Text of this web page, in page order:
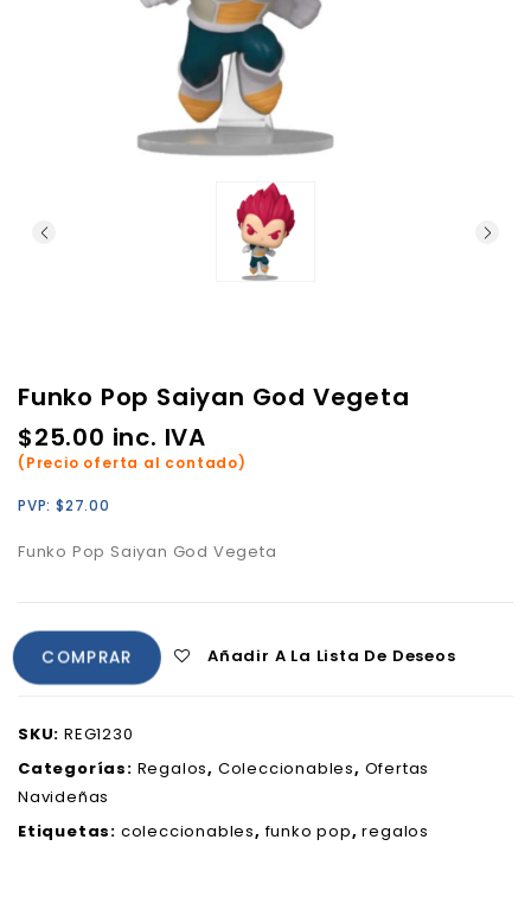
Funko Pop Saiyan God Vegeta
$25.00 inc. IVA
(Precio oferta al contado)
PVP: $27.00
Funko Pop Saiyan God Vegeta
COMPRAR Añadir A La Lista De Deseos
SKU: REG1230
Categorías: Regalos, Coleccionables, Ofertas
Navideñas
Etiquetas: coleccionables,funko pop,regalos